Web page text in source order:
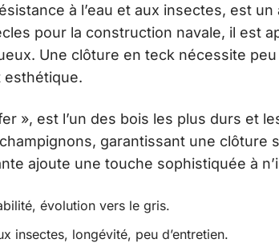
à l’eau et aux insectes, est
pour la construction navale, il est
Une clôture en teck nécessite peu
esthétique.
», est l’un des bois les plus durs et
garantissant une clôture
ajoute une touche sophistiquée à
évolution vers le gris.
insectes, longévité, peu d’entretien.